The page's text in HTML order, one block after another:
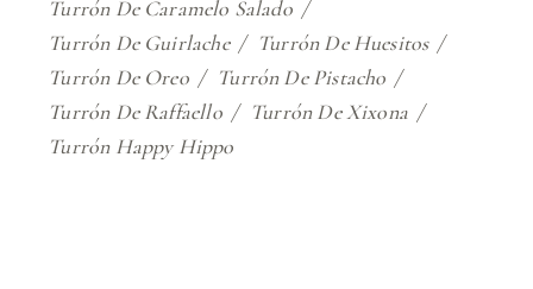
Turrón De Caramelo Salado
Turrón De Guirlache
Turrón De Huesitos
Turrón De Oreo
Turrón De Pistacho
Turrón De Raffaello
Turrón De Xixona
Turrón Happy Hippo